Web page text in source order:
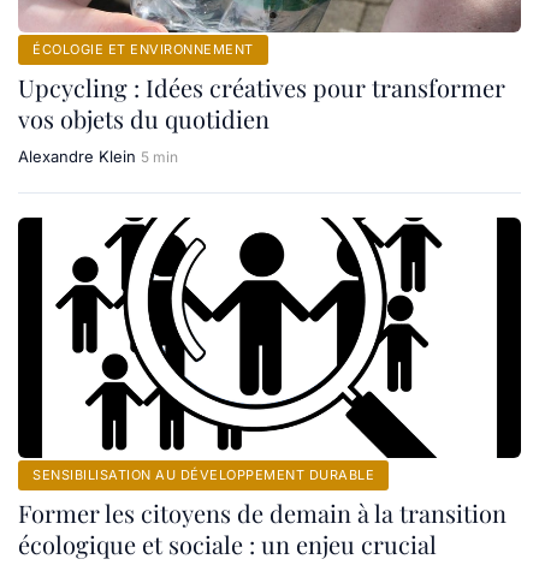
ÉCOLOGIE ET ENVIRONNEMENT
Upcycling : Idées créatives pour transformer
vos objets du quotidien
Alexandre Klein 5 min
SENSIBILISATION AU DÉVELOPPEMENT DURABLE
Former les citoyens de demain à la transition
écologique et sociale : un enjeu crucial